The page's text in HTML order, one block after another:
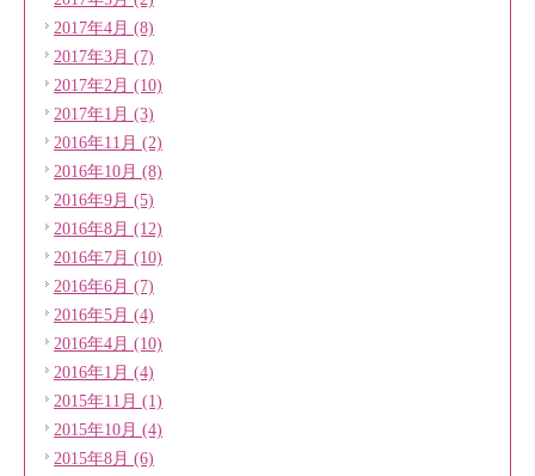
2017年4月 (8)
2017年3月 (7)
2017年2月 (10)
2017年1月 (3)
2016年11月 (2)
2016年10月 (8)
2016年9月 (5)
2016年8月 (12)
2016年7月 (10)
2016年6月 (7)
2016年5月 (4)
2016年4月 (10)
2016年1月 (4)
2015年11月 (1)
2015年10月 (4)
2015年8月 (6)